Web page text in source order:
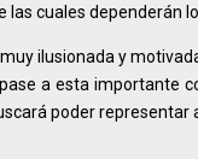
las cuales dependerán
ilusionada y
a esta importante
poder representar